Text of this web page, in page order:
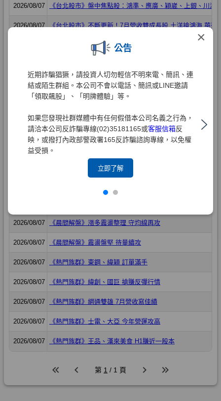
×
公告
近期詐騙猖獗，請投資人切勿輕信不明來電、簡訊、連
結或陌生群組。本公司不會以電話、簡訊或LINE邀請
「領取飆股」、「明牌體驗」等。
如果您發現社群媒體中有任何假借本公司名義之行為，
請洽本公司反詐騙專線(02)35181165或客服信箱反
映，或撥打內政部警政署165反詐騙諮詢專線，以免權
益受損。
立即了解